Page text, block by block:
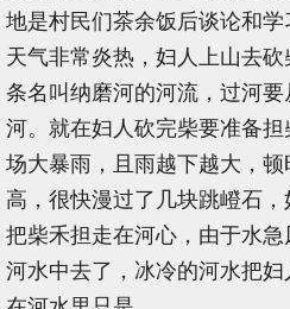
地是村民们茶余饭后谈论和
天气非常炎热，妇人上山去
条名叫纳磨河的河流，过河
河。就在妇人砍完柴要准备
场大暴雨，且雨越下越大，
高，很快漫过了几块跳嶝石
把柴禾担走在河心，由于水
河水中去了，冰冷的河水把